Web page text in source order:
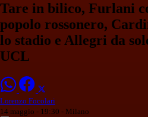
Tare in bilico, Furlani
popolo rossonero,
lo stadio e Allegri da
UCL
Lorenzo Focolari
14 maggio - 19:30 - Milano